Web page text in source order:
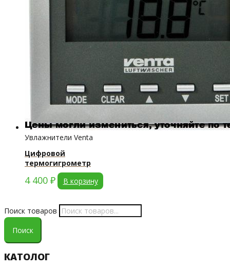
Поиск товаров
Поиск
КАТОЛОГ
Увлажнители Venta
Цифровой
термогигрометр
4 400 ₽ В корзину